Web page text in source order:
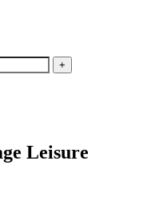
Leisure